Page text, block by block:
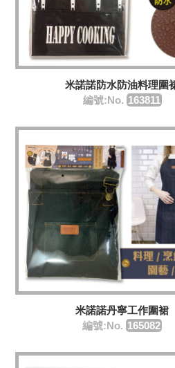
米諾諾防水防油料理圍
編號:No. 163811
米諾諾丹寧工作圍裙
編號:No. 165082